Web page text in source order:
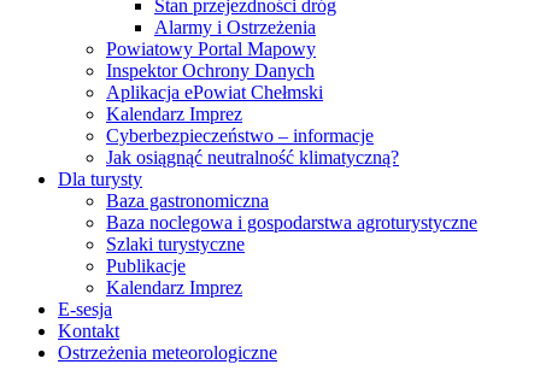
Stan przejezdności dróg
Alarmy i Ostrzeżenia
Powiatowy Portal Mapowy
Inspektor Ochrony Danych
Aplikacja ePowiat Chełmski
Kalendarz Imprez
Cyberbezpieczeństwo – informacje
Jak osiągnąć neutralność klimatyczną?
Dla turysty
Baza gastronomiczna
Baza noclegowa i gospodarstwa agroturystyczne
Szlaki turystyczne
Publikacje
Kalendarz Imprez
E-sesja
Kontakt
Ostrzeżenia meteorologiczne